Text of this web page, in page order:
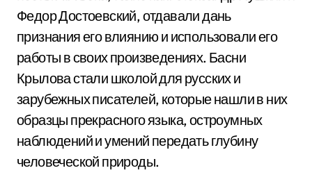
Федор Достоевский, отдавали дань
признания его влиянию и использовали его
работы в своих произведениях. Басни
Крылова стали школой для русских и
зарубежных писателей, которые нашли в них
образцы прекрасного языка, остроумных
наблюдений и умений передать глубину
человеческой природы.